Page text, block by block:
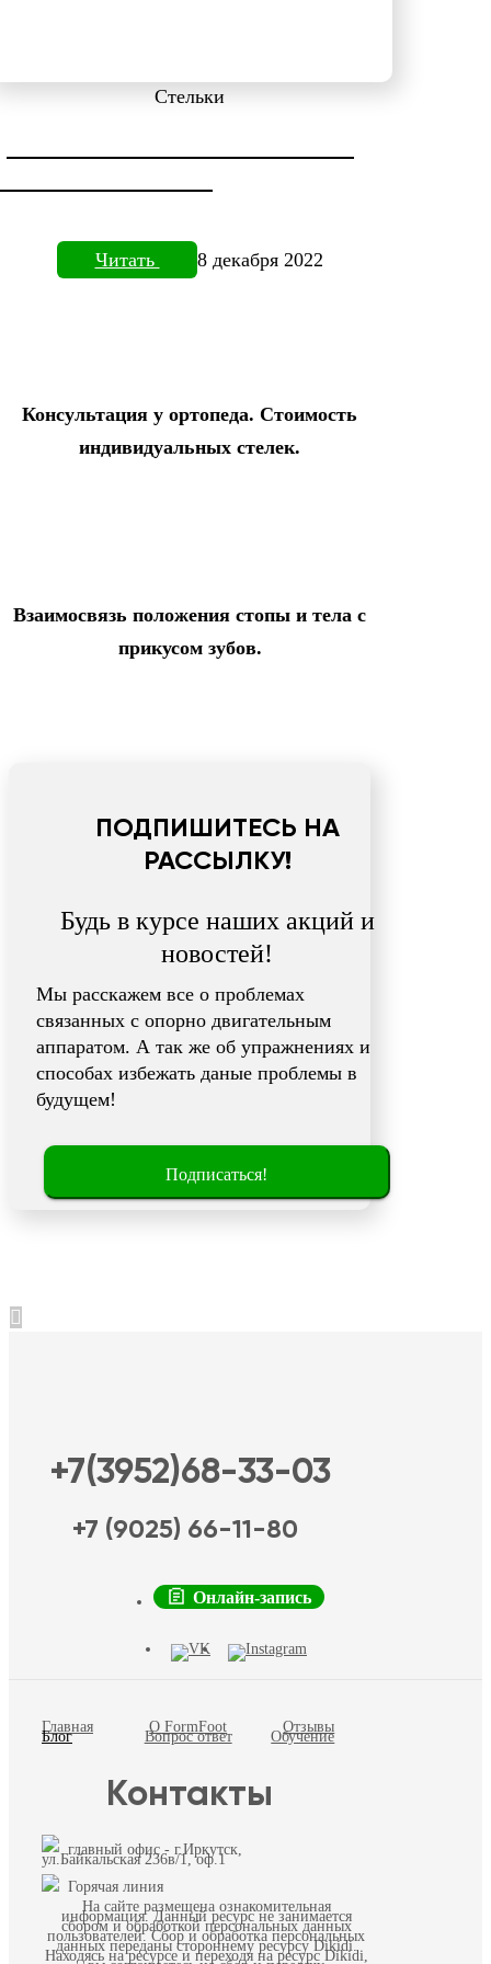
Стельки
Читать 8 декабря 2022
Консультация у ортопеда. Стоимость
индивидуальных стелек.
Взаимосвязь положения стопы и тела с
прикусом зубов.
ПОДПИШИТЕСЬ НА
РАССЫЛКУ!
Будь в курсе наших акций и
новостей!
Мы расскажем все о проблемах
связанных с опорно двигательным
аппаратом. А так же об упражнениях и
способах избежать даные проблемы в
будущем!
Подписаться!
+7(3952)68-33-03
+7 (9025) 66-11-80
Онлайн-запись
Главная О FormFoot Отзывы
Блог Вопрос ответ Обучение
Контакты
главный офис - г.Иркутск,
ул.Байкальская 236в/1, оф.1
Горячая линия
На сайте размещена ознакомительная
информация. Данный ресурс не занимается
сбором и обработкой персональных данных
пользователей. Сбор и обработка персональных
данных переданы стороннему ресурсу Dikidi.
Находясь на ресурсе и переходя на ресурс Dikidi,